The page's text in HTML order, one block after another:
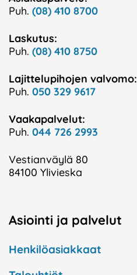
Puh. (08) 410 8700
Laskutus:
Puh. (08) 410 8750
Lajittelupihojen valvomo:
Puh. 050 329 9617
Vaakapalvelut:
Puh. 044 726 2993
Vestianväylä 80
84100 Ylivieska
Asiointi ja palvelut
Henkilöasiakkaat